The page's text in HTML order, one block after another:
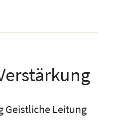
Geistliche Leitung